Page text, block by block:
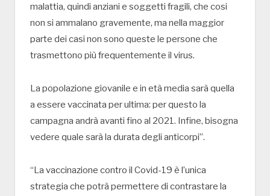
malattia, quindi anziani e soggetti fragili, che cosi
non si ammalano gravemente, ma nella maggior
parte dei casi non sono queste le persone che
trasmettono più frequentemente il virus.
La popolazione giovanile e in età media sarà quella
a essere vaccinata per ultima: per questo la
campagna andrà avanti fino al 2021. Infine, bisogna
vedere quale sarà la durata degli anticorpi”.
“La vaccinazione contro il Covid-19 è l’unica
strategia che potrà permettere di contrastare la